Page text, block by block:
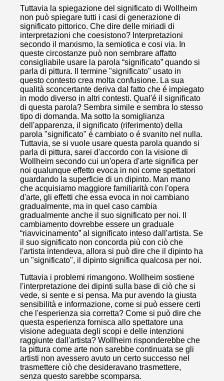
Tuttavia la spiegazione del significato di Wollheim
non può spiegare tutti i casi di generazione di
significato pittorico. Che dire delle miriadi di
interpretazioni che coesistono? Interpretazioni
secondo il marxismo, la semiotica e cosi via. In
queste circostanze può non sembrare affatto
consigliabile usare la parola “significato” quando si
parla di pittura. Il termine "significato" usato in
questo contesto crea molta confusione. La sua
qualità sconcertante deriva dal fatto che é impiegato
in modo diverso in altri contesti. Qual'é il significato
di questa parola? Sembra simile e sembra lo stesso
tipo di domanda. Ma sotto la somiglianza
dell'apparenza, il significato (riferimento) della
parola "significato" é cambiato o é svanito nel nulla.
Tuttavia, se si vuole usare questa parola quando si
parla di pittura, sarei d'accordo con la visione di
Wollheim secondo cui un'opera d'arte significa per
noi qualunque effetto evoca in noi come spettatori
guardando la superficie di un dipinto. Man mano
che acquisiamo maggiore familiarità con l'opera
d'arte, gli effetti che essa evoca in noi cambiano
gradualmente, ma in quel caso cambia
gradualmente anche il suo significato per noi. Il
cambiamento dovrebbe essere un graduale
“riavvicinamento” al significato inteso dall'artista. Se
il suo significato non concorda più con ciò che
l'artista intendeva, allora si può dire che il dipinto ha
un "significato", il dipinto significa qualcosa per noi.
Tuttavia i problemi rimangono. Wollheim sostiene
l'interpretazione dei dipinti sulla base di ciò che si
vede, si sente e si pensa. Ma pur avendo la giusta
sensibilità e informazione, come si può essere certi
che l'esperienza sia corretta? Come si può dire che
questa esperienza fornisca allo spettatore una
visione adeguata degli scopi e delle intenzioni
raggiunte dall'artista? Wollheim risponderebbe che
la pittura come arte non sarebbe continuata se gli
artisti non avessero avuto un certo successo nel
trasmettere ciò che desideravano trasmettere,
senza questo sarebbe scomparsa.